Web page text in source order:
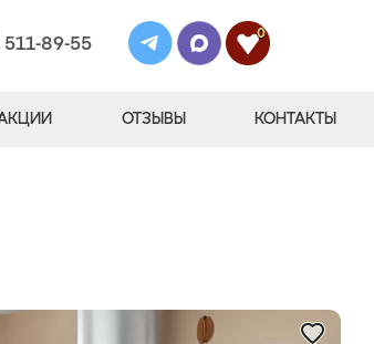
89-55
0
ОТЗЫВЫ КОНТАКТЫ